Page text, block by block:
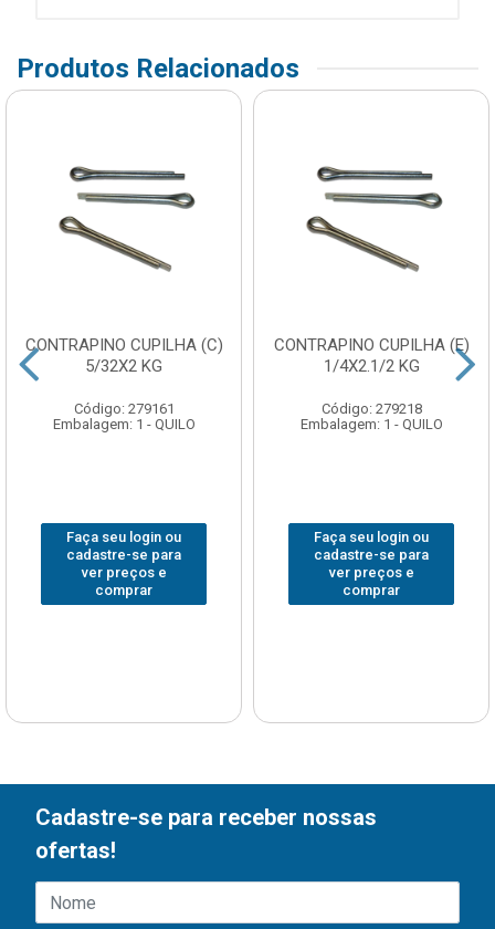
Produtos Relacionados
CONTRAPINO CUPILHA (C)
5/32X2 KG
Código: 279161
Embalagem: 1 - QUILO
Faça seu login ou
cadastre-se para
ver preços e
comprar
CONTRAPINO CUPILHA (E)
1/4X2.1/2 KG
Código: 279218
Embalagem: 1 - QUILO
Faça seu login ou
cadastre-se para
ver preços e
comprar
Cadastre-se para receber nossas
ofertas!